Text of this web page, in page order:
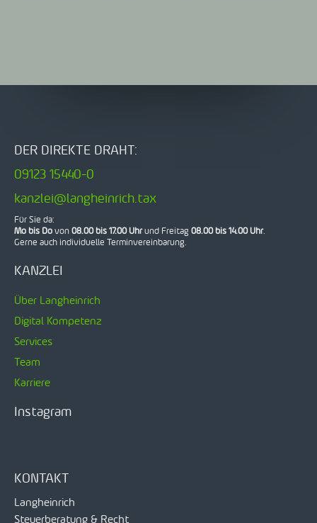
DER DIREKTE DRAHT:
09123 15440-0
kanzlei@langheinrich.tax
Für Sie da:
Mo bis Do von 08.00 bis 17.00 Uhrund Freitag 08.00 bis 14.00 Uhr.
Gerne auch individuelle Terminvereinbarung.
KANZLEI
Über Langheinrich
Digital Kompetenz
Services
Team
Karriere
Instagram
KONTAKT
Langheinrich
Steuerberatung & Recht